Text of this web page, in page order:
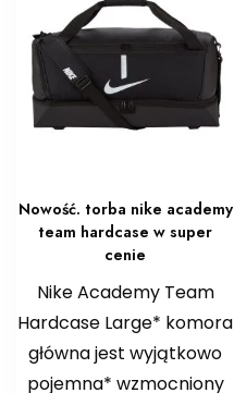
Nowość. torba nike academy
team hardcase w super
cenie
Nike Academy Team
Hardcase Large* komora
główna jest wyjątkowo
pojemna* wzmocniony